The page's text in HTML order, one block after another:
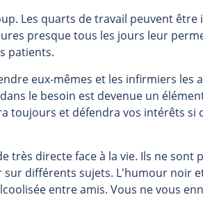
Les quarts de travail peuvent être
presque tous les jours leur
patients.
eux-mêmes et les infirmiers les
le besoin est devenue un
toujours et défendra vos intérêts si
très directe face à la vie. Ils ne sont
différents sujets. L'humour noir
entre amis. Vous ne vous